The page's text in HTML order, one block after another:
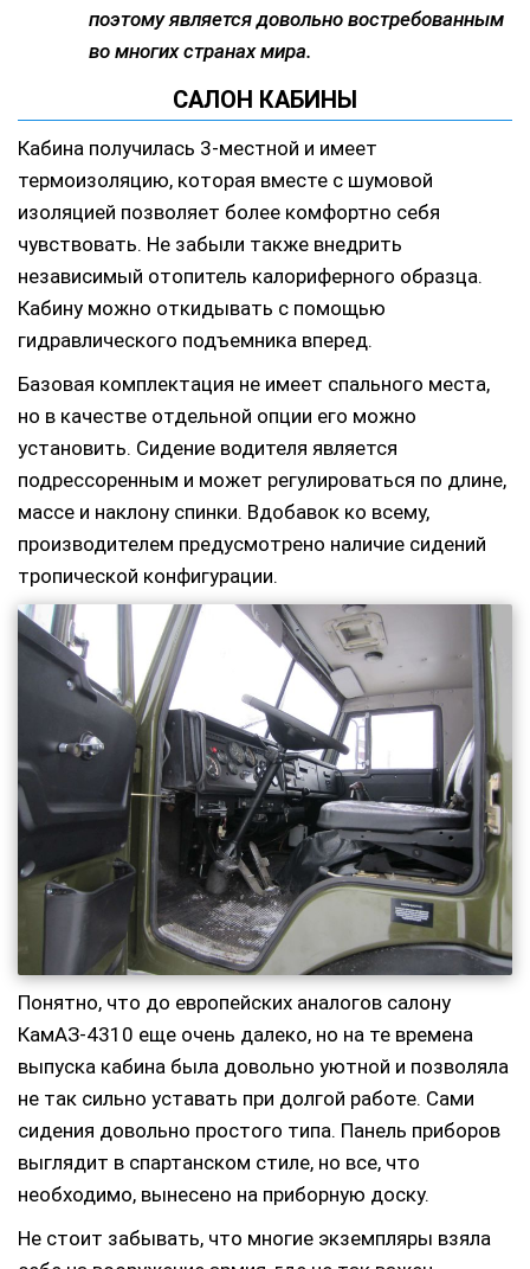
поэтому является довольно востребованным
во многих странах мира.
САЛОН КАБИНЫ
Кабина получилась 3-местной и имеет
термоизоляцию, которая вместе с шумовой
изоляцией позволяет более комфортно себя
чувствовать. Не забыли также внедрить
независимый отопитель калориферного образца.
Кабину можно откидывать с помощью
гидравлического подъемника вперед.
Базовая комплектация не имеет спального места,
но в качестве отдельной опции его можно
установить. Сидение водителя является
подрессоренным и может регулироваться по длине,
массе и наклону спинки. Вдобавок ко всему,
производителем предусмотрено наличие сидений
тропической конфигурации.
Понятно, что до европейских аналогов салону
КамАЗ-4310 еще очень далеко, но на те времена
выпуска кабина была довольно уютной и позволяла
не так сильно уставать при долгой работе. Сами
сидения довольно простого типа. Панель приборов
выглядит в спартанском стиле, но все, что
необходимо, вынесено на приборную доску.
Не стоит забывать, что многие экземпляры взяла